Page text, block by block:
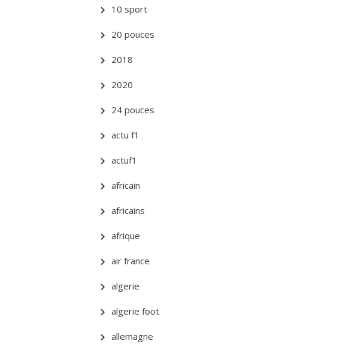
10 sport
20 pouces
2018
2020
24 pouces
actu f1
actuf1
africain
africains
afrique
air france
algerie
algerie foot
allemagne